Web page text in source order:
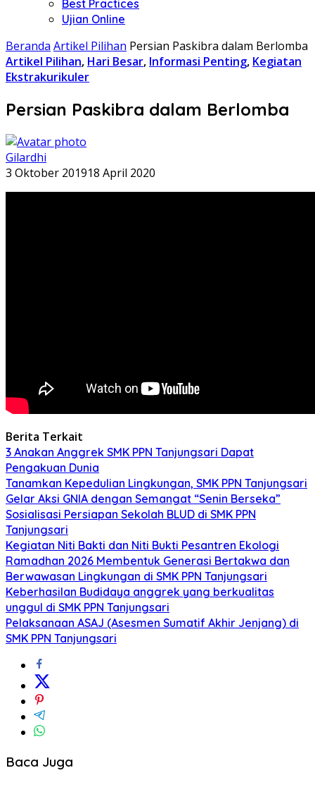
Best Practices
Ujian Online
Beranda Artikel Pilihan Persian Paskibra dalam Berlomba
Artikel Pilihan, Hari Besar, Informasi Penting, Kegiatan
Ekstrakurikuler
Persian Paskibra dalam Berlomba
Gilardhi
3 Oktober 201918 April 2020
Berita Terkait
3 Anakan Anggrek SMK PPN Tanjungsari Dapat
Pengakuan Dunia
Tanamkan Kepedulian Lingkungan, SMK PPN Tanjungsari
Gelar Aksi GNIA dengan Semangat “Senin Berseka”
Sosialisasi Persiapan Sekolah BLUD di SMK PPN
Tanjungsari
Kegiatan Niti Bakti dan Niti Bukti Pesantren Ekologi
Ramadhan 2026 Membentuk Generasi Bertakwa dan
Berwawasan Lingkungan di SMK PPN Tanjungsari
Keberhasilan Budidaya anggrek yang berkualitas
unggul di SMK PPN Tanjungsari
Pelaksanaan ASAJ (Asesmen Sumatif Akhir Jenjang) di
SMK PPN Tanjungsari
Baca Juga